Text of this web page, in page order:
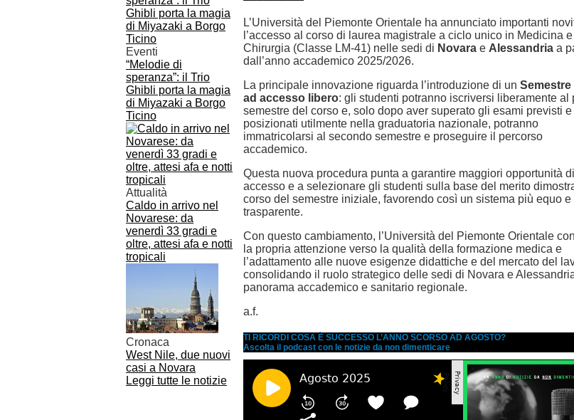
Eventi
“Melodie di
speranza”: il Trio
Ghibli porta la magia
di Miyazaki a Borgo
Ticino
Attualità
Caldo in arrivo nel
Novarese: da
venerdì 33 gradi e
oltre, attesi afa e notti
tropicali
Cronaca
West Nile, due nuovi
casi a Novara
Leggi tutte le notizie
L’Università del Piemonte Orientale ha annunciato importanti
l’accesso al corso di laurea magistrale a ciclo unico in Medicina e
Chirurgia (Classe LM-41) nelle sedi di Novara e Alessandria a
dall’anno accademico 2025/2026.
La principale innovazione riguarda l’introduzione di un
ad accesso libero: gli studenti potranno iscriversi liberamente al
semestre del corso e, solo dopo aver superato gli esami previsti e
posizionati utilmente nella graduatoria nazionale, potranno
immatricolarsi al secondo semestre e proseguire il percorso
accademico.
Questa nuova procedura punta a garantire maggiori opportunità di
accesso e a selezionare gli studenti sulla base del merito
corso del semestre iniziale, favorendo così un sistema più equo e
trasparente.
Con questo cambiamento, l’Università del Piemonte Orientale
la propria attenzione verso la qualità della formazione medica e
l’adattamento alle nuove esigenze didattiche e del mercato del
consolidando il ruolo strategico delle sedi di Novara e
panorama accademico e sanitario regionale.
a.f.
TI RICORDI COSA È SUCCESSO L’ANNO SCORSO AD AGOSTO?
Ascolta il podcast con le notizie da non dimenticare